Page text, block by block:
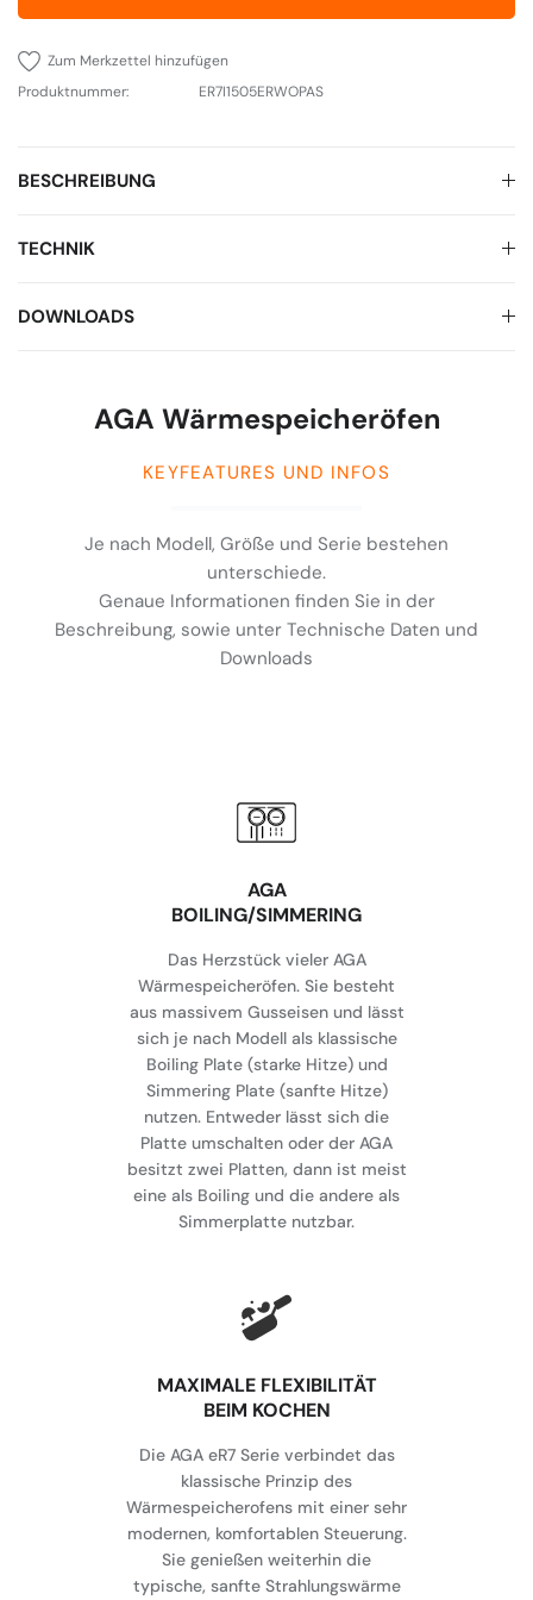
Zum Merkzettel hinzufügen
Produktnummer:
ER7I1505ERWOPAS
BESCHREIBUNG
TECHNIK
DOWNLOADS
AGA Wärmespeicheröfen
KEYFEATURES UND INFOS
Je nach Modell, Größe und Serie bestehen
unterschiede.
Genaue Informationen finden Sie in der
Beschreibung, sowie unter Technische Daten und
Downloads
AGA
BOILING/SIMMERING
Das Herzstück vieler AGA
Wärmespeicheröfen. Sie besteht
aus massivem Gusseisen und lässt
sich je nach Modell als klassische
Boiling Plate (starke Hitze) und
Simmering Plate (sanfte Hitze)
nutzen. Entweder lässt sich die
Platte umschalten oder der AGA
besitzt zwei Platten, dann ist meist
eine als Boiling und die andere als
Simmerplatte nutzbar.
MAXIMALE FLEXIBILITÄT
BEIM KOCHEN
Die AGA eR7 Serie verbindet das
klassische Prinzip des
Wärmespeicherofens mit einer sehr
modernen, komfortablen Steuerung.
Sie genießen weiterhin die
typische, sanfte Strahlungswärme